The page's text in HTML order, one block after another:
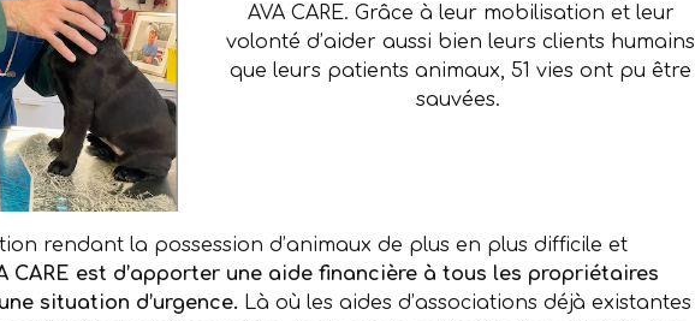
AVA CARE. Grâce à leur mobilisation et leur
volonté d’aider aussi bien leurs clients humains
que leurs patients animaux, 51 vies ont pu être
sauvées.
rendant la possession d’animaux de plus en plus difficile et
CARE est d’apporter une aide financière à tous les propriétaires
situation d’urgence. Là où les aides d’associations déjà existantes